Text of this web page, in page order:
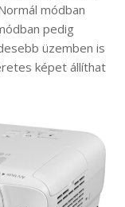
módban
pedig
üzemben is
képet állíthat